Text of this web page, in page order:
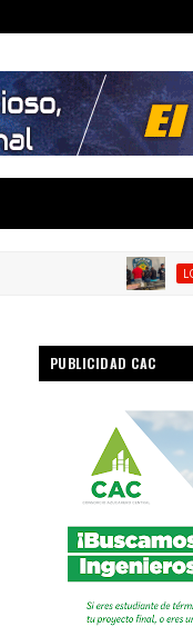
LOCAL
PUBLICIDAD CAC